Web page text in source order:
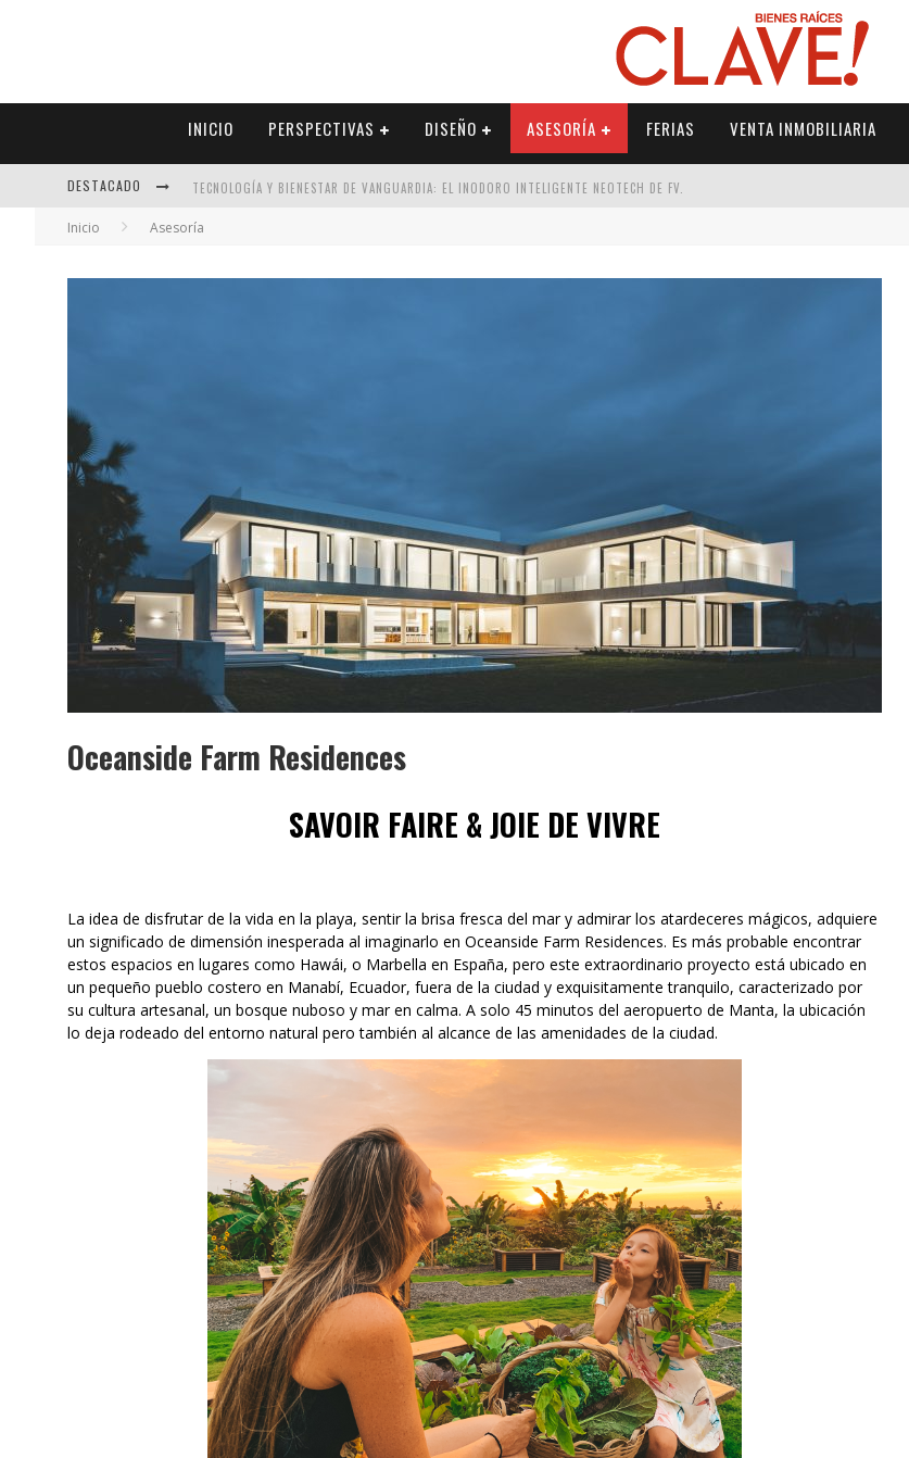
INICIO PERSPECTIVAS DISEÑO ASESORÍA FERIAS VENTA INMOBILIARIA
DESTACADO TECNOLOGÍA Y BIENESTAR DE VANGUARDIA: EL INODORO INTELIGENTE NEOTECH DE FV.
SECTOR INMOBILIARIO – RECUPERACIÓN A PASO FIRME
ALEXANDRA BEDOYA – LA CONSTANCIA DETRÁS DE LA PALETERÍA
Inicio Asesoría
Oceanside Farm Residences
SAVOIR FAIRE & JOIE DE VIVRE
La idea de disfrutar de la vida en la playa, sentir la brisa fresca del mar y admirar los atardeceres mágicos, adquiere
un significado de dimensión inesperada al imaginarlo en Oceanside Farm Residences. Es más probable encontrar
estos espacios en lugares como Hawái, o Marbella en España, pero este extraordinario proyecto está ubicado en
un pequeño pueblo costero en Manabí, Ecuador, fuera de la ciudad y exquisitamente tranquilo, caracterizado por
su cultura artesanal, un bosque nuboso y mar en calma. A solo 45 minutos del aeropuerto de Manta, la ubicación
lo deja rodeado del entorno natural pero también al alcance de las amenidades de la ciudad.
SAINT-GOBAIN IMPTEK – XI CONVENCIÓN
INTERNACIONAL